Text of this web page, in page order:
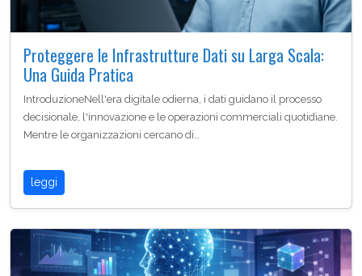
Proteggere le Infrastrutture Dati su Larga Scala:
Una Guida Pratica
IntroduzioneNell'era digitale odierna, i dati guidano il processo
decisionale, l'innovazione e le operazioni commerciali quotidiane.
Mentre le organizzazioni cercano di…
leggi